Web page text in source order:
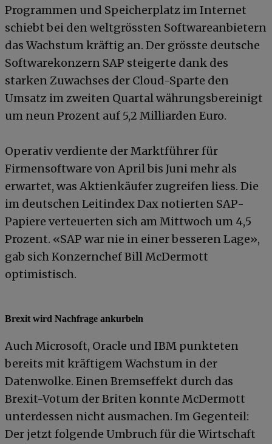
Programmen und Speicherplatz im Internet
schiebt bei den weltgrössten Softwareanbietern
das Wachstum kräftig an. Der grösste deutsche
Softwarekonzern SAP steigerte dank des
starken Zuwachses der Cloud-Sparte den
Umsatz im zweiten Quartal währungsbereinigt
um neun Prozent auf 5,2 Milliarden Euro.
Operativ verdiente der Marktführer für
Firmensoftware von April bis Juni mehr als
erwartet, was Aktienkäufer zugreifen liess. Die
im deutschen Leitindex Dax notierten SAP-
Papiere verteuerten sich am Mittwoch um 4,5
Prozent. «SAP war nie in einer besseren Lage»,
gab sich Konzernchef Bill McDermott
optimistisch.
Brexit wird Nachfrage ankurbeln
Auch Microsoft, Oracle und IBM punkteten
bereits mit kräftigem Wachstum in der
Datenwolke. Einen Bremseffekt durch das
Brexit-Votum der Briten konnte McDermott
unterdessen nicht ausmachen. Im Gegenteil:
Der jetzt folgende Umbruch für die Wirtschaft